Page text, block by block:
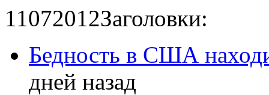
11072012Заголовки:
Бедность в США
дней назад